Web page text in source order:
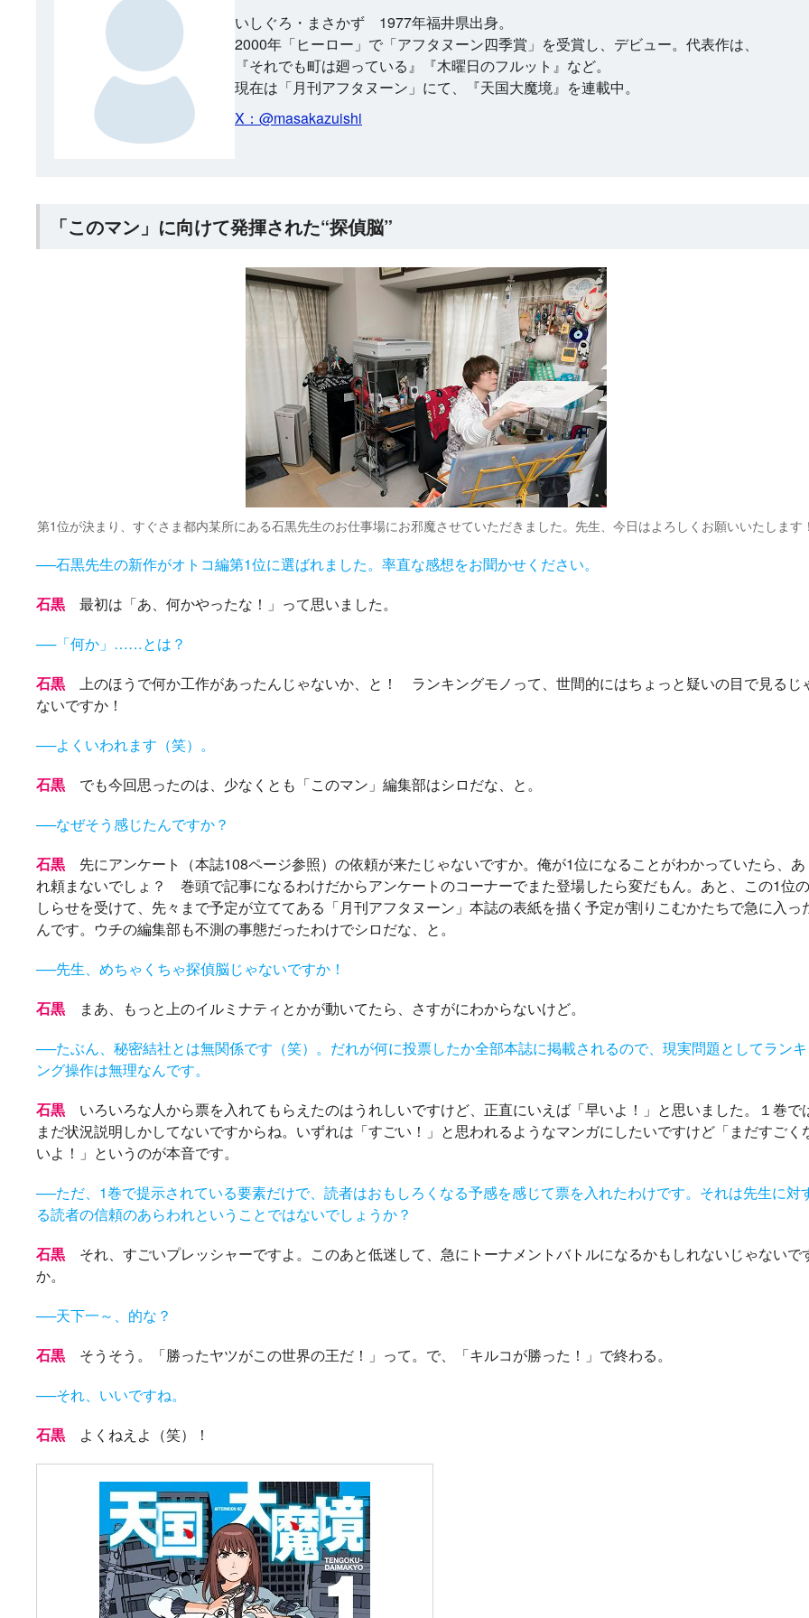
いしぐろ・まさかず 1977年福井県出身。
2000年「ヒーロー」で「アフタヌーン四季賞」を受賞し、デビュー。代表作は、
『それでも町は廻っている』『木曜日のフルット』など。
現在は「月刊アフタヌーン」にて、『天国大魔境』を連載中。
X：@masakazuishi
「このマン」に向けて発揮された“探偵脳”
第1位が決まり、すぐさま都内某所にある石黒先生のお仕事場にお邪魔させていただきました。先生、今日はよろしくお願いいたします
──石黒先生の新作がオトコ編第1位に選ばれました。率直な感想をお聞かせください。
石黒 最初は「あ、何かやったな！」って思いました。
──「何か」……とは？
石黒 上のほうで何か工作があったんじゃないか、と！ ランキングモノって、世間的にはちょっと疑いの目で見るじ
ないですか！
──よくいわれます（笑）。
石黒 でも今回思ったのは、少なくとも「このマン」編集部はシロだな、と。
──なぜそう感じたんですか？
石黒 先にアンケート（本誌108ページ参照）の依頼が来たじゃないですか。俺が1位になることがわかっていたら、あ
れ頼まないでしょ？ 巻頭で記事になるわけだからアンケートのコーナーでまた登場したら変だもん。あと、この1位の
しらせを受けて、先々まで予定が立ててある「月刊アフタヌーン」本誌の表紙を描く予定が割りこむかたちで急に入っ
んです。ウチの編集部も不測の事態だったわけでシロだな、と。
──先生、めちゃくちゃ探偵脳じゃないですか！
石黒 まあ、もっと上のイルミナティとかが動いてたら、さすがにわからないけど。
──たぶん、秘密結社とは無関係です（笑）。だれが何に投票したか全部本誌に掲載されるので、現実問題としてランキ
ング操作は無理なんです。
石黒 いろいろな人から票を入れてもらえたのはうれしいですけど、正直にいえば「早いよ！」と思いました。１巻で
まだ状況説明しかしてないですからね。いずれは「すごい！」と思われるようなマンガにしたいですけど「まだすごく
いよ！」というのが本音です。
──ただ、1巻で提示されている要素だけで、読者はおもしろくなる予感を感じて票を入れたわけです。それは先生に対
る読者の信頼のあらわれということではないでしょうか？
石黒 それ、すごいプレッシャーですよ。このあと低迷して、急にトーナメントバトルになるかもしれないじゃないで
か。
──天下一～、的な？
石黒 そうそう。「勝ったヤツがこの世界の王だ！」って。で、「キルコが勝った！」で終わる。
──それ、いいですね。
石黒 よくねえよ（笑）！